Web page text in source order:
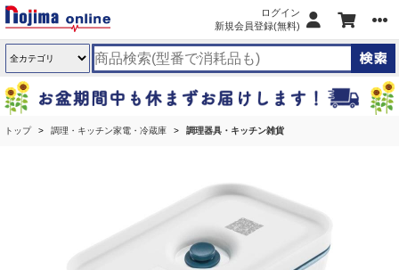
ログイン
新規会員登録(無料)
トップ 調理・キッチン家電・冷蔵庫 調理器具・キッチン雑貨